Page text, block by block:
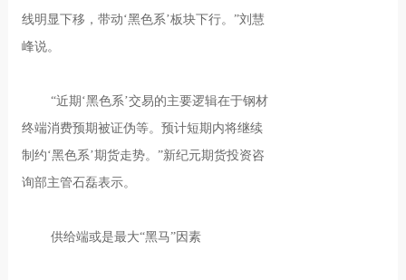
线明显下移，带动‘黑色系’板块下行。”刘慧
峰说。
“近期‘黑色系’交易的主要逻辑在于钢材
终端消费预期被证伪等。预计短期内将继续
制约‘黑色系’期货走势。”新纪元期货投资咨
询部主管石磊表示。
供给端或是最大“黑马”因素